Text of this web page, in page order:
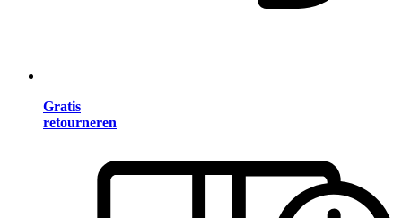
Gratis
retourneren